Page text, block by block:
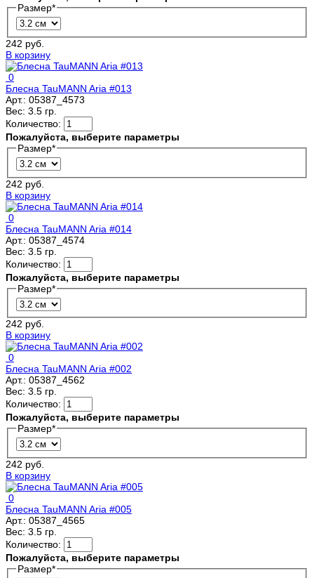
Размер*
242 руб.
В корзину
0
Блесна TauMANN Aria #013
Арт.: 05387_4573
Вес: 3.5 гр.
Количество:
Пожалуйста, выберите параметры
Размер*
242 руб.
В корзину
0
Блесна TauMANN Aria #014
Арт.: 05387_4574
Вес: 3.5 гр.
Количество:
Пожалуйста, выберите параметры
Размер*
242 руб.
В корзину
0
Блесна TauMANN Aria #002
Арт.: 05387_4562
Вес: 3.5 гр.
Количество:
Пожалуйста, выберите параметры
Размер*
242 руб.
В корзину
0
Блесна TauMANN Aria #005
Арт.: 05387_4565
Вес: 3.5 гр.
Количество:
Пожалуйста, выберите параметры
Размер*